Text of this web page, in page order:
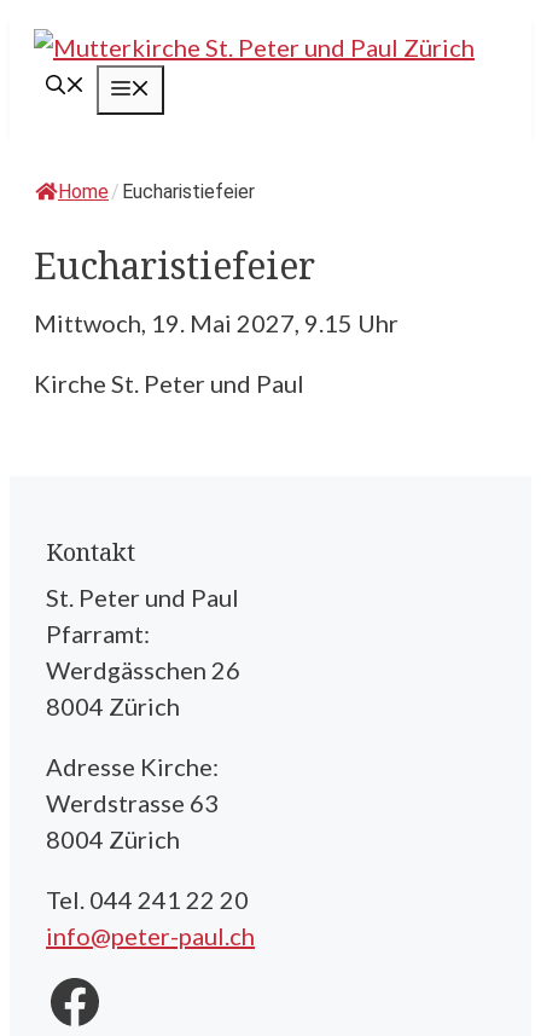
Springe
Inhalt
Home/ Eucharistiefeier
Eucharistiefeier
Mittwoch, 19. Mai 2027, 9.15 Uhr
Kirche St. Peter und Paul
Kontakt
St. Peter und Paul
Pfarramt:
Werdgässchen 26
8004 Zürich
Adresse Kirche:
Werdstrasse 63
8004 Zürich
Tel. 044 241 22 20
info@peter-paul.ch
Facebook